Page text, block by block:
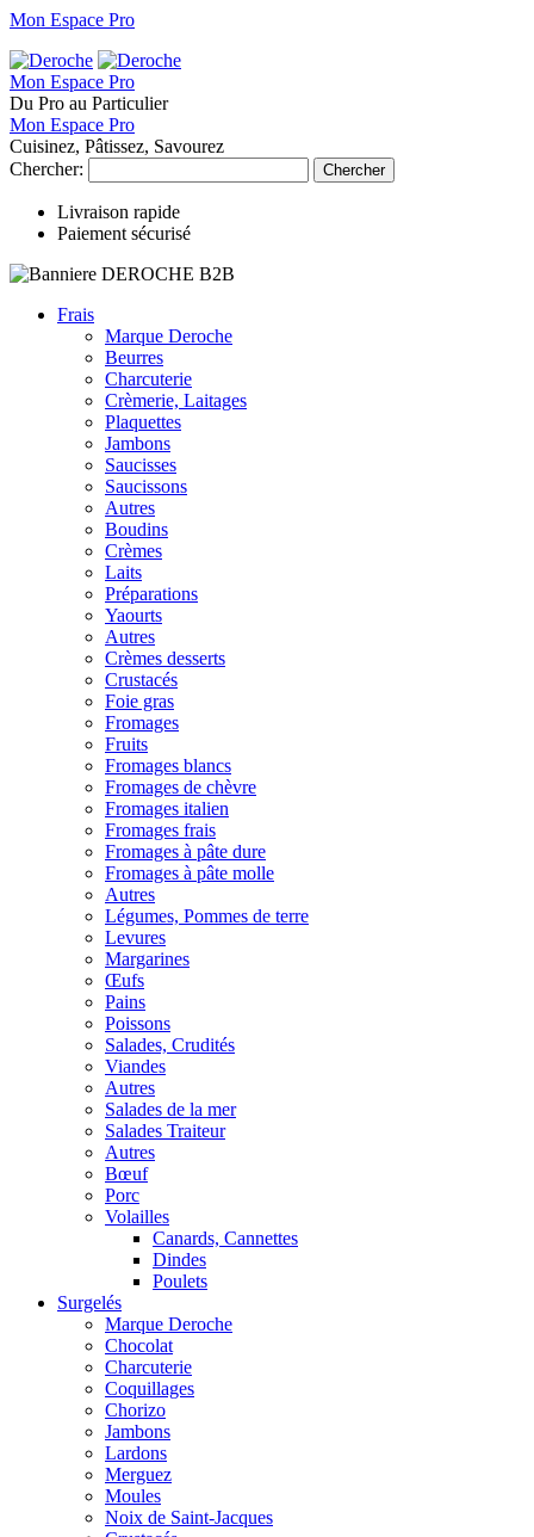
Mon Espace Pro
Mon Espace Pro
Du Pro au Particulier
Mon Espace Pro
Cuisinez, Pâtissez, Savourez
Chercher:
Chercher
Livraison rapide
Paiement sécurisé
Frais
Marque Deroche
Beurres
Charcuterie
Crèmerie, Laitages
Plaquettes
Jambons
Saucisses
Saucissons
Autres
Boudins
Crèmes
Laits
Préparations
Yaourts
Autres
Crèmes desserts
Crustacés
Foie gras
Fromages
Fruits
Fromages blancs
Fromages de chèvre
Fromages italien
Fromages frais
Fromages à pâte dure
Fromages à pâte molle
Autres
Légumes, Pommes de terre
Levures
Margarines
Œufs
Pains
Poissons
Salades, Crudités
Viandes
Autres
Salades de la mer
Salades Traiteur
Autres
Bœuf
Porc
Volailles
Canards, Cannettes
Dindes
Poulets
Surgelés
Marque Deroche
Chocolat
Charcuterie
Coquillages
Chorizo
Jambons
Lardons
Merguez
Moules
Noix de Saint-Jacques